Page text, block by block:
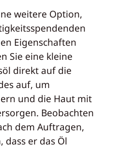
weitere Option,
Eigenschaften
Sie eine kleine
direkt auf die
auf, um
und die Haut mit
Beobachten
dem Auftragen,
dass er das Öl